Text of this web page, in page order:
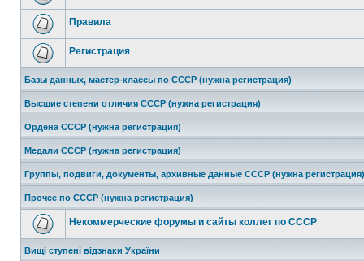
Правила
Регистрация
Базы данных, мастер-классы по СССР (нужна регистрация)
Высшие степени отличия СССР (нужна регистрация)
Ордена СССР (нужна регистрация)
Медали СССР (нужна регистрация)
Группы, подвиги, документы, архивные данные СССР (нужна регистрация)
Прочее по СССР (нужна регистрация)
Некоммерческие форумы и сайты коллег по СССР
Вищі ступені відзнаки України